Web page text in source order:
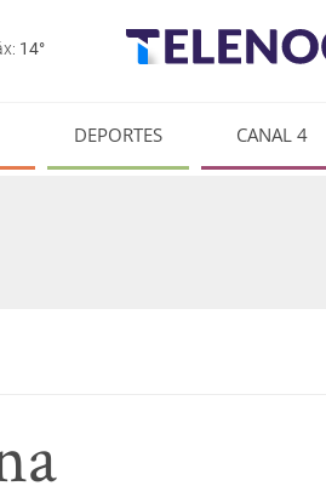
14°
DEPORTES CANAL 4